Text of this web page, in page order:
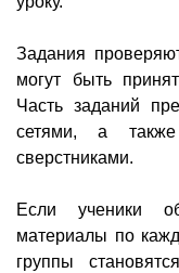
Задания
могут быть
Часть заданий
сетями, а
сверстниками.
Если ученики
материалы по
группы